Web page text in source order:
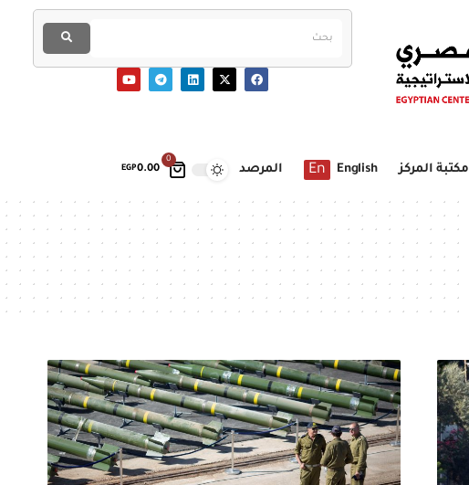
0
EGP0.00 مكتبة المركز English
En المرصد